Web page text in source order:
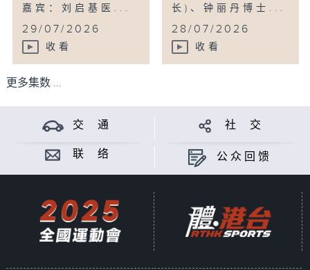
嘉宾：刘启基医...
29/07/2026
收看
长)、钟丽丹博士...
28/07/2026
收看
更多集数 ...
交 通 社 交
联 络 公众回馈